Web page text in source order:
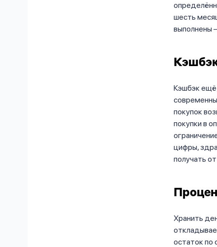
шесть
выполнены
Кэшбэк ещё
покупок
покупки в
цифры,
получать
Хранить
остаток по